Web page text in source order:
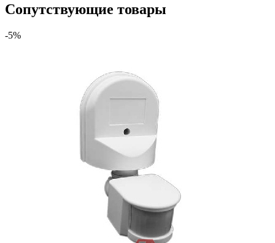
Сопутствующие товары
-5%